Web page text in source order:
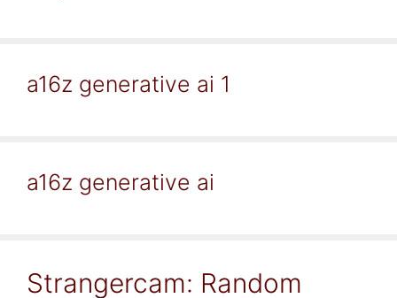
a16z generative ai 1
a16z generative ai
Strangercam: Random